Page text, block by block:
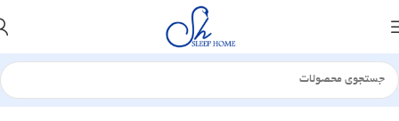
خانه بالش الیافی